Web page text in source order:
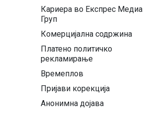
Кариера во Експрес Медиа
Груп
Комерцијална содржина
Платено политичко
рекламирање
Времеплов
Пријави корекција
Анонимна дојава